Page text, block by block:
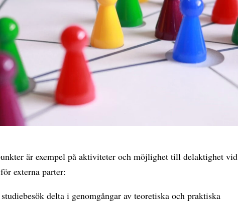
är exempel på aktiviteter och möjlighet till delaktighet vid
externa parter:
delta i genomgångar av teoretiska och praktiska